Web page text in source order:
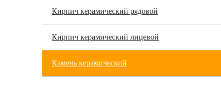
Кирпич керамический рядовой
Кирпич керамический лицевой
Камень керамический